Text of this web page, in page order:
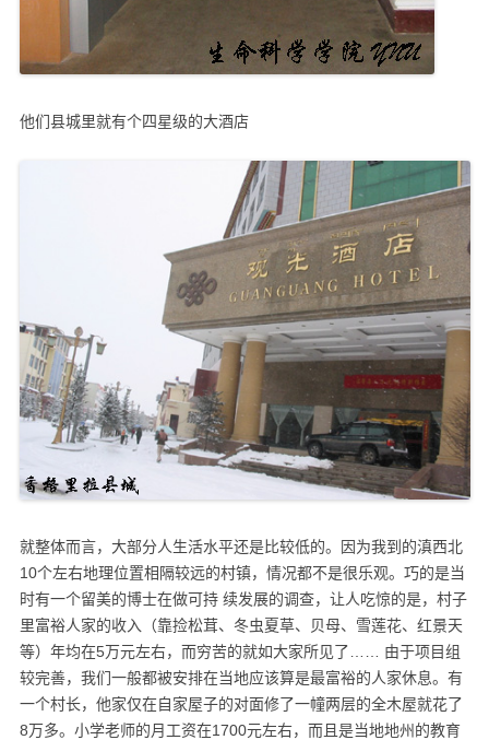
他们县城里就有个四星级的大酒店
就整体而言，大部分人生活水平还是比较低的。因为我到的滇西北
10个左右地理位置相隔较远的村镇，情况都不是很乐观。巧的是当
时有一个留美的博士在做可持 续发展的调查，让人吃惊的是，村子
里富裕人家的收入（靠捡松茸、冬虫夏草、贝母、雪莲花、红景天
等）年均在5万元左右，而穷苦的就如大家所见了…… 由于项目组
较完善，我们一般都被安排在当地应该算是最富裕的人家休息。有
一个村长，他家仅在自家屋子的对面修了一幢两层的全木屋就花了
8万多。小学老师的月工资在1700元左右，而且是当地地州的教育